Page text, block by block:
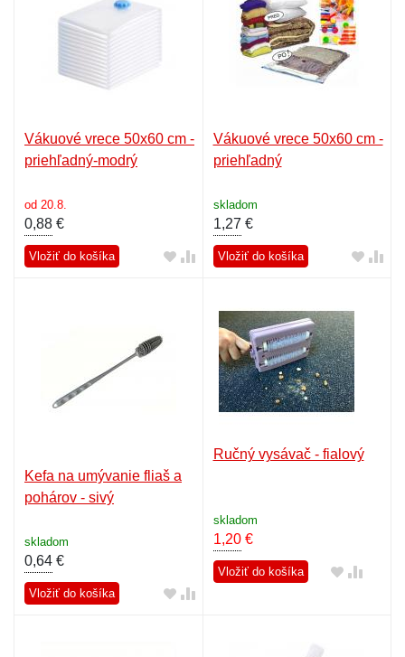
Vákuové vrece 50x60 cm -
priehľadný-modrý
od 20.8.
0,88 €
Vložiť do košíka
Vákuové vrece 50x60 cm -
priehľadný
skladom
1,27 €
Vložiť do košíka
Kefa na umývanie fliaš a
pohárov - sivý
skladom
0,64 €
Vložiť do košíka
Ručný vysávač - fialový
skladom
1,20€
Vložiť do košíka